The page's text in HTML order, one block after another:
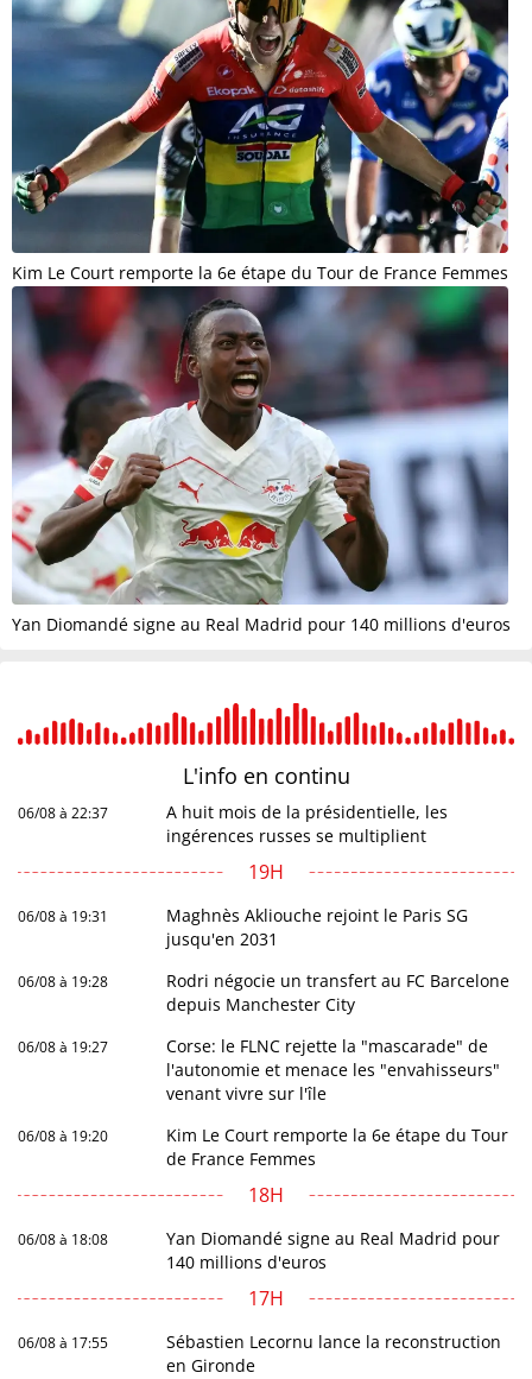
Kim Le Court remporte la 6e étape du Tour de France Femmes
Yan Diomandé signe au Real Madrid pour 140 millions d'euros
L'info en continu
06/08 à 22:37
A huit mois de la présidentielle, les
ingérences russes se multiplient
19H
06/08 à 19:31
Maghnès Akliouche rejoint le Paris SG
jusqu'en 2031
06/08 à 19:28
Rodri négocie un transfert au FC Barcelone
depuis Manchester City
06/08 à 19:27
Corse: le FLNC rejette la "mascarade" de
l'autonomie et menace les "envahisseurs"
venant vivre sur l'île
06/08 à 19:20
Kim Le Court remporte la 6e étape du Tour
de France Femmes
18H
06/08 à 18:08
Yan Diomandé signe au Real Madrid pour
140 millions d'euros
17H
06/08 à 17:55
Sébastien Lecornu lance la reconstruction
en Gironde